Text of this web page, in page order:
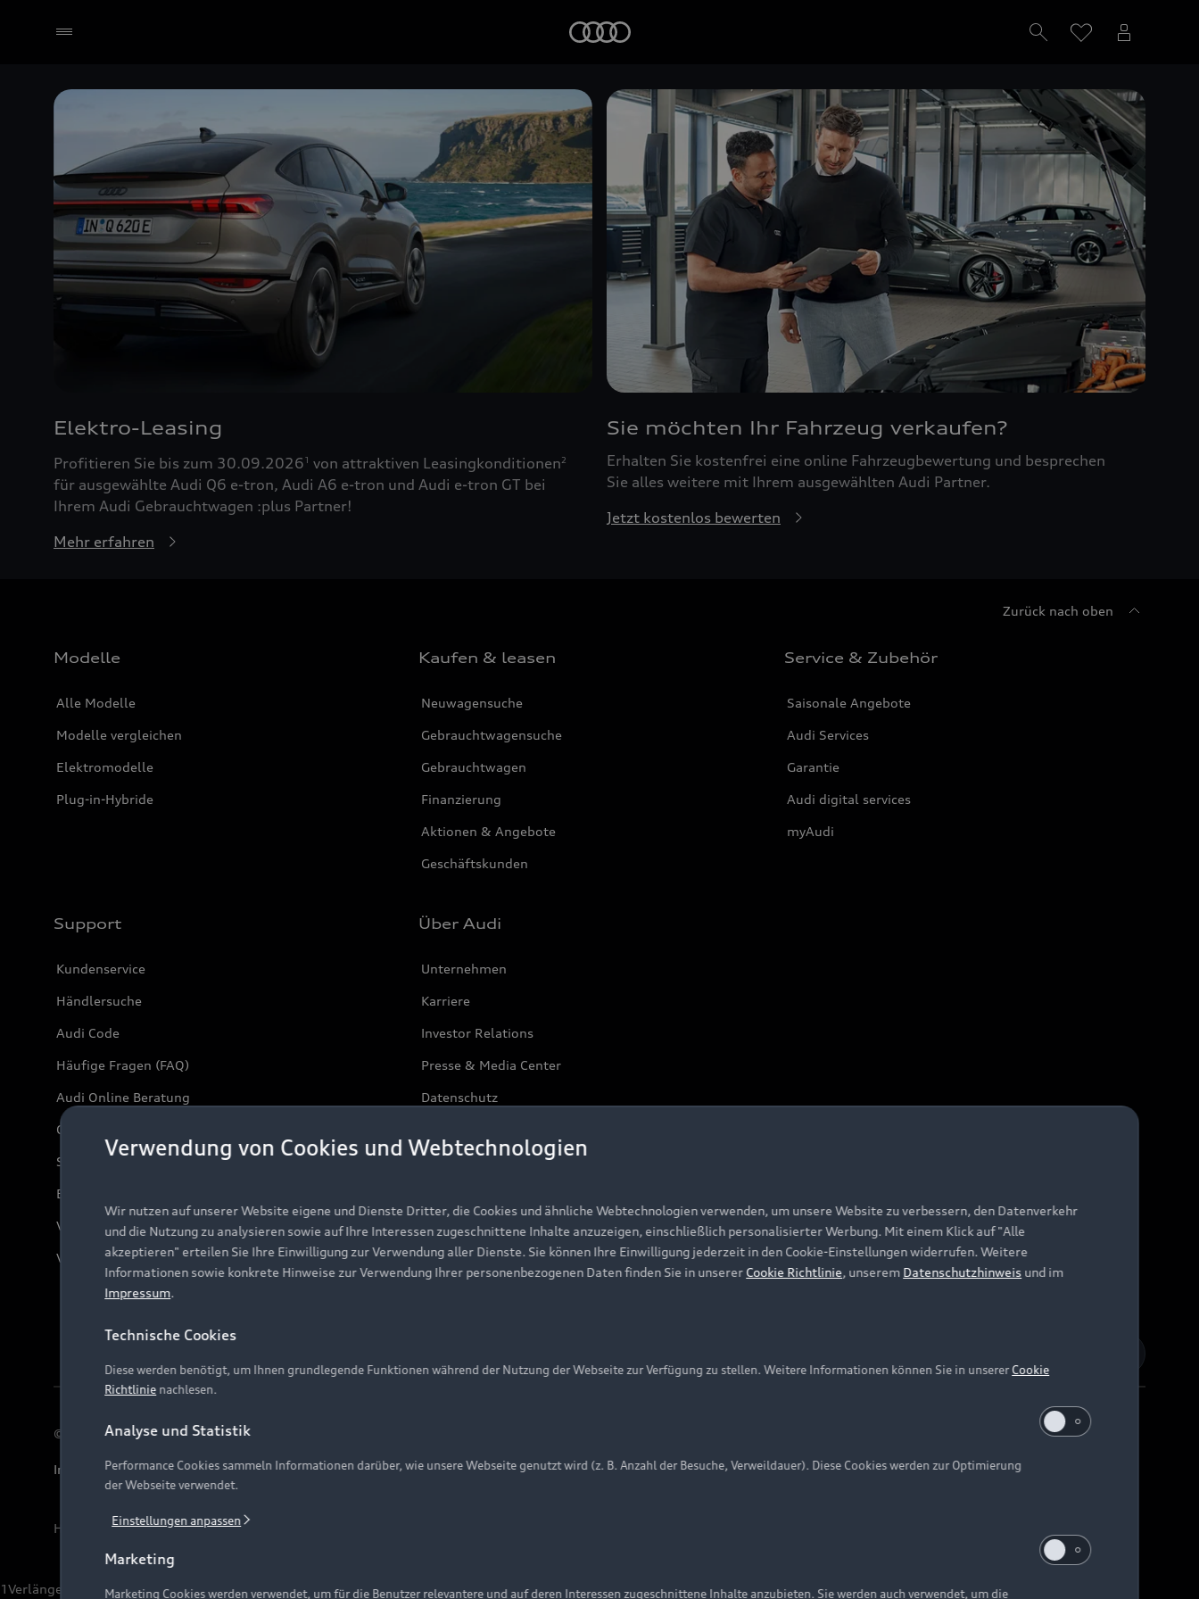
Elektro-Leasing
Profitieren Sie bis zum 30.09.20261 von attraktiven Leasingkonditionen2
für ausgewählte Audi Q6 e-tron, Audi A6 e-tron und Audi e-tron GT bei
Ihrem Audi Gebrauchtwagen :plus Partner!
Mehr erfahren
Sie möchten Ihr Fahrzeug verkaufen?
Erhalten Sie kostenfrei eine online Fahrzeugbewertung und besprechen
Sie alles weitere mit Ihrem ausgewählten Audi Partner.
Jetzt kostenlos bewerten
Zurück nach oben
Modelle
Alle Modelle
Modelle vergleichen
Elektromodelle
Plug-in-Hybride
Kaufen & leasen
Neuwagensuche
Gebrauchtwagensuche
Gebrauchtwagen
Finanzierung
Aktionen & Angebote
Geschäftskunden
Service & Zubehör
Saisonale Angebote
Audi Services
Garantie
Audi digital services
myAudi
Support
Kundenservice
Händlersuche
Audi Code
Häufige Fragen (FAQ)
Audi Online Beratung
Online-Terminvereinbarung
Servicekontakt
Bordbuch & Bedienungsanleitungen
Verträge kündigen
Vertrag widerrufen
Über Audi
Unternehmen
Karriere
Investor Relations
Presse & Media Center
Datenschutz
© 2026 AUDI AG. Alle Rechte vorbehalten
Impressum Rechtliches Hinweisgebersystem Datenschutzinformation Cookie-Einstellungen Cookie-Richtlinie Barrierefreiheit Digital Services Act
Hinweis: Die aktuelle Darstellung und Anordnung der Embleme am Fahrzeug bei allen Abbildungen auf dieser Webseite kann abweichen.
1Verlängerung vorbehalten.
Verwendung von Cookies und Webtechnologien
Wir nutzen auf unserer Website eigene und Dienste Dritter, die Cookies und ähnliche Webtechnologien verwenden, um unsere Website zu verbessern, den Datenverkehr
und die Nutzung zu analysieren sowie auf Ihre Interessen zugeschnittene Inhalte anzuzeigen, einschließlich personalisierter Werbung. Mit einem Klick auf "Alle
akzeptieren" erteilen Sie Ihre Einwilligung zur Verwendung aller Dienste. Sie können Ihre Einwilligung jederzeit in den Cookie-Einstellungen widerrufen. Weitere
Informationen sowie konkrete Hinweise zur Verwendung Ihrer personenbezogenen Daten finden Sie in unserer Cookie Richtlinie, unserem Datenschutzhinweis und im
Impressum.
Technische Cookies
Diese werden benötigt, um Ihnen grundlegende Funktionen während der Nutzung der Webseite zur Verfügung zu stellen. Weitere Informationen können Sie in unsererCookie
Richtlinie nachlesen.
Analyse und Statistik
Performance Cookies sammeln Informationen darüber, wie unsere Webseite genutzt wird (z. B. Anzahl der Besuche, Verweildauer). Diese Cookies werden zur Optimierung
der Webseite verwendet.
Einstellungen anpassen
Marketing
Marketing Cookies werden verwendet, um für die Benutzer relevantere und auf deren Interessen zugeschnittene Inhalte anzubieten. Sie werden auch verwendet, um die